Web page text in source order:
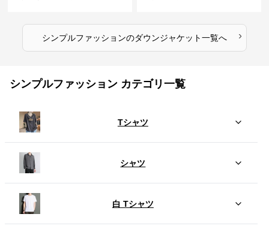
シンプルファッションのダウンジャケット一覧へ ›
シンプルファッション カテゴリ一覧
Tシャツ
シャツ
白 Tシャツ